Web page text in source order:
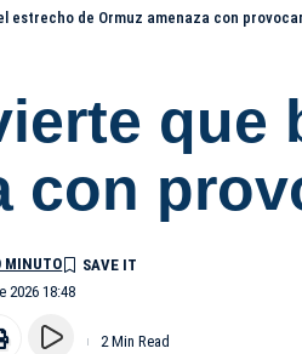
estrecho de Ormuz amenaza con
que
con
2026 18:48
MINUTO
2 Min Read